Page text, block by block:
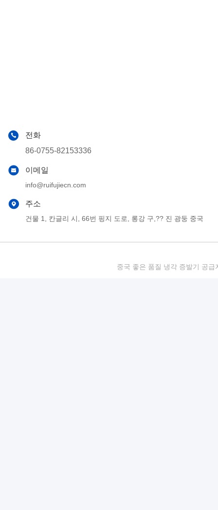
전화
86-0755-82153336
이메일
info@ruifujiecn.com
주소
건물 1, 칸글리 시, 66번 핑지 도로, 롱강 구,?? 진 광둥 중국
중국 좋은 품질 냉각 증발기 공